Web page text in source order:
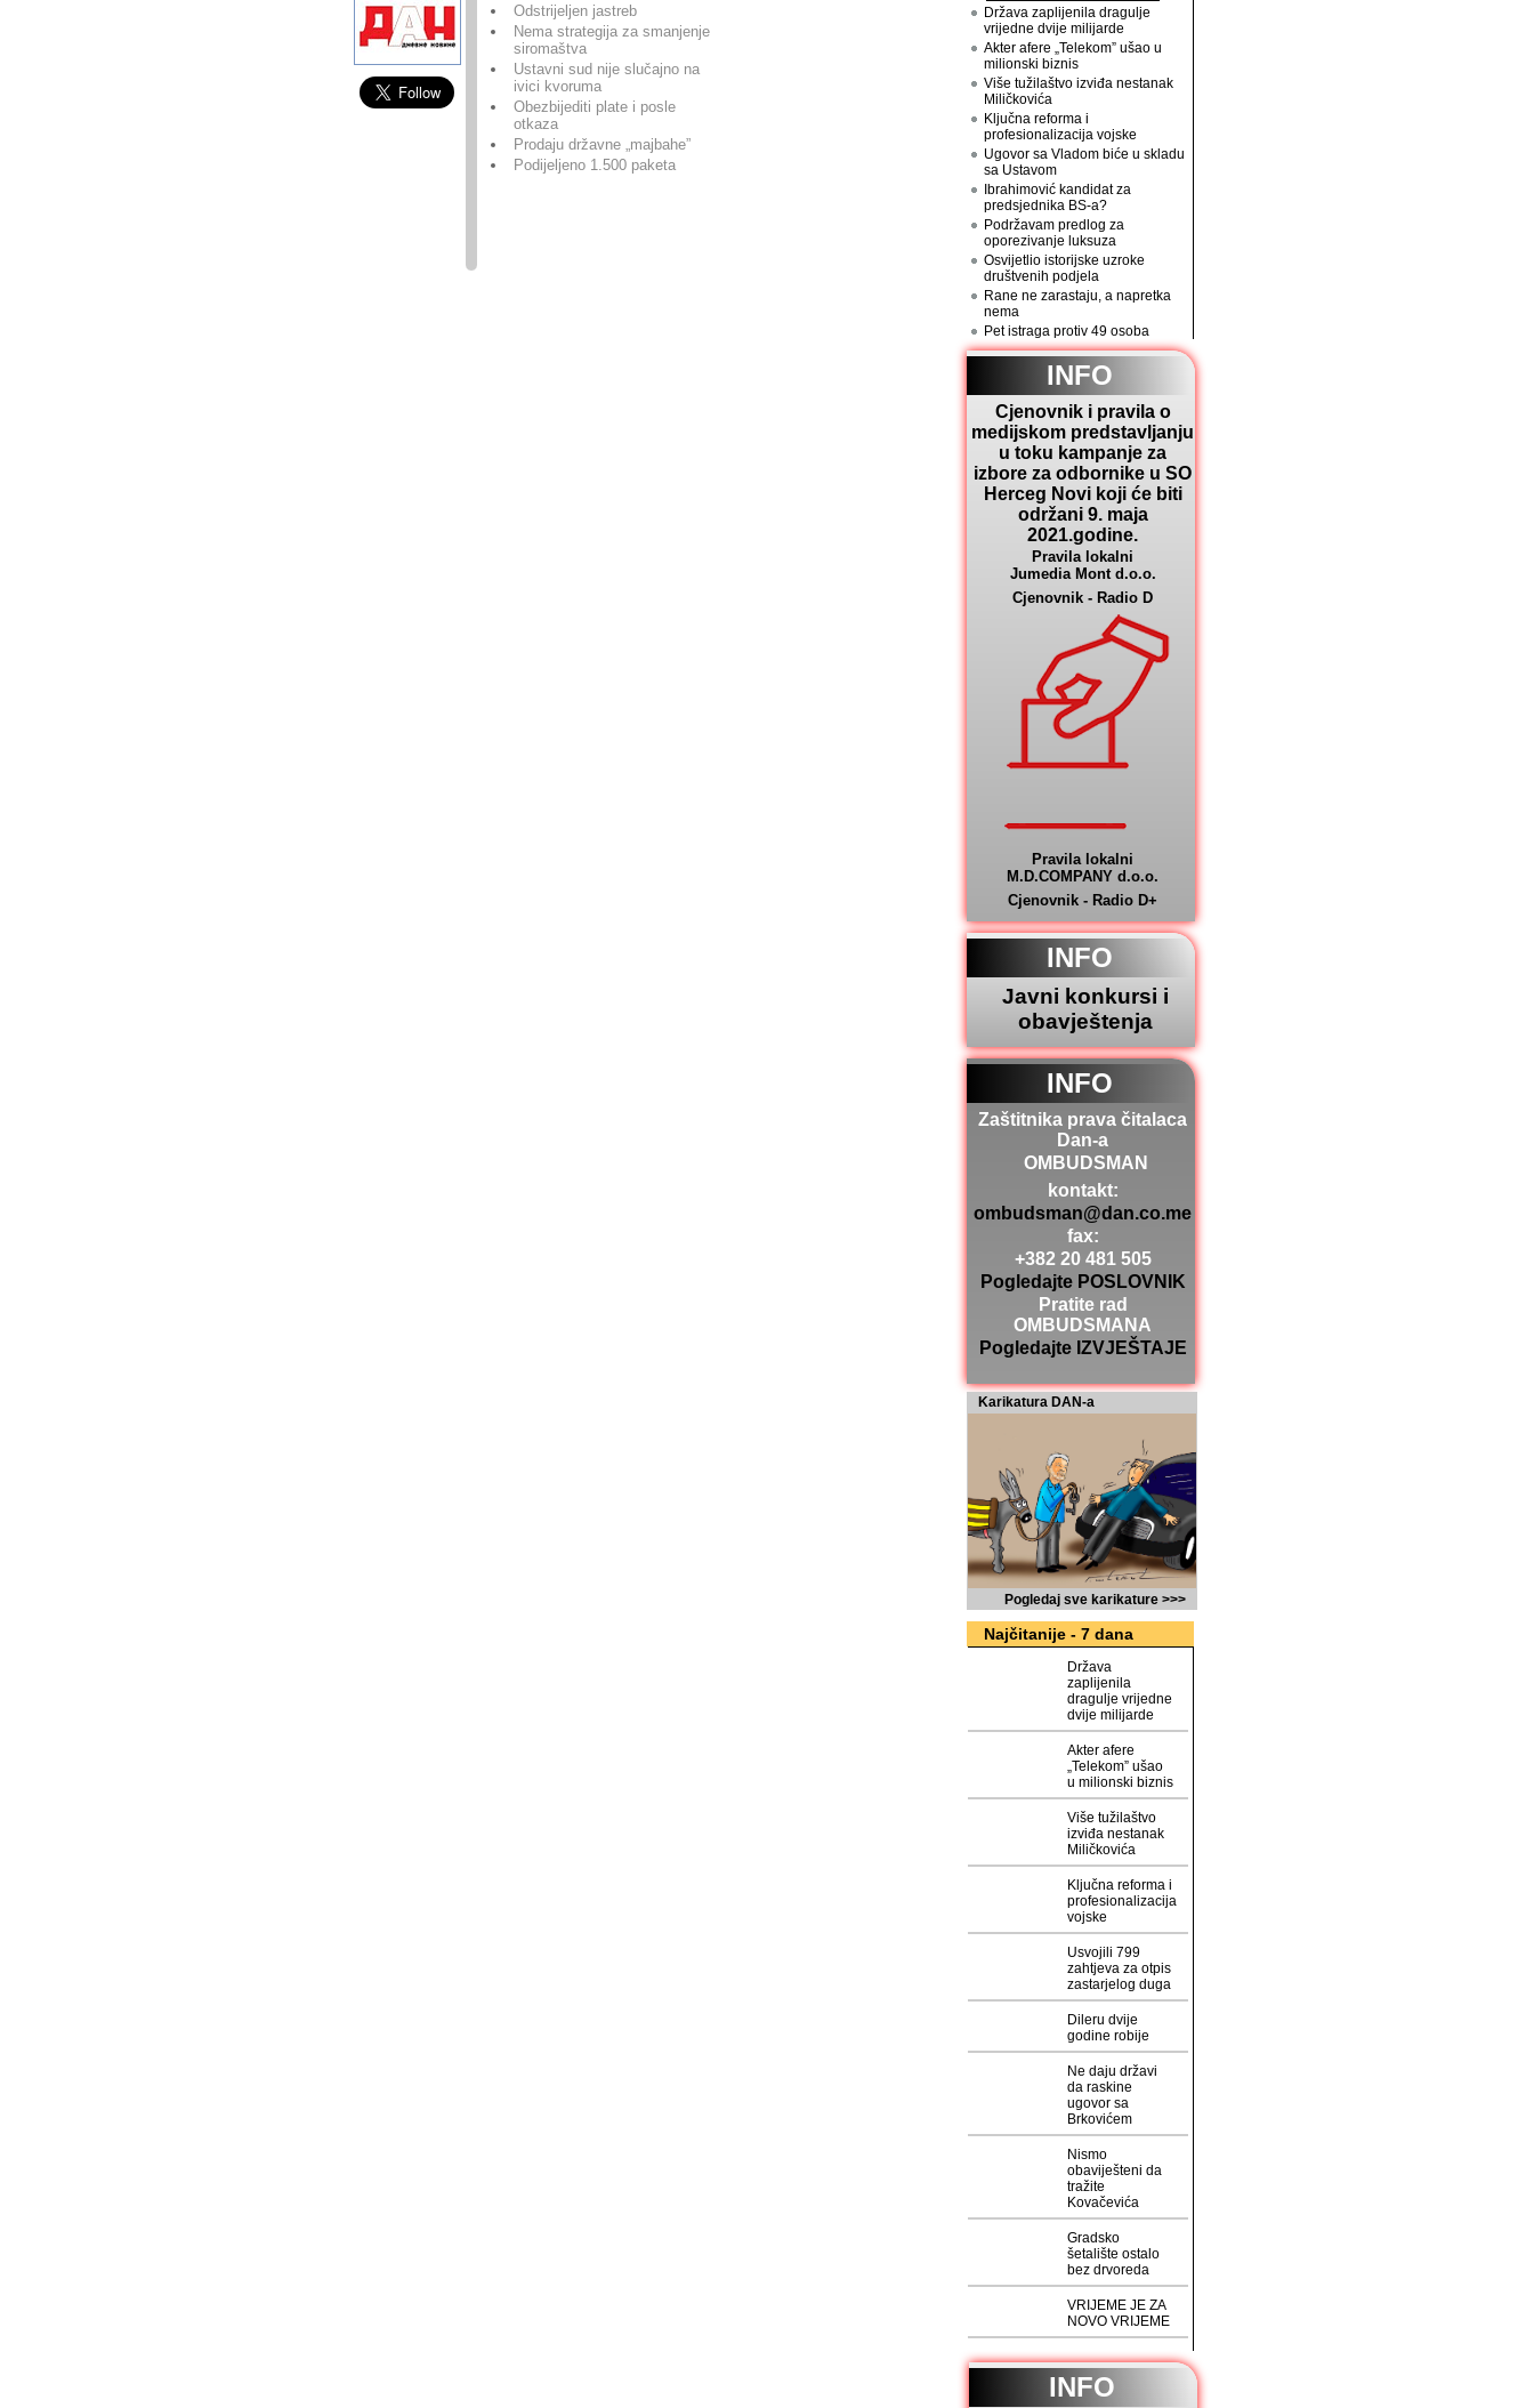
Odstrijeljen jastreb
Nema strategija za smanjenje
siromaštva
Ustavni sud nije slučajno na
ivici kvoruma
Obezbijediti plate i posle
otkaza
Prodaju državne „majbahe”
Podijeljeno 1.500 paketa
Država zaplijenila dragulje
vrijedne dvije milijarde
Akter afere „Telekom” ušao u
milionski biznis
Više tužilaštvo izviđa nestanak
Miličkovića
Ključna reforma i
profesionalizacija vojske
Ugovor sa Vladom biće u skladu
sa Ustavom
Ibrahimović kandidat za
predsjednika BS-a?
Podržavam predlog za
oporezivanje luksuza
Osvijetlio istorijske uzroke
društvenih podjela
Rane ne zarastaju, a napretka
nema
Pet istraga protiv 49 osoba
INFO
Cjenovnik i pravila o
medijskom predstavljanju
u toku kampanje za
izbore za odbornike u SO
Herceg Novi koji će biti
održani 9. maja
2021.godine.
Pravila lokalni
Jumedia Mont d.o.o.
Cjenovnik - Radio D
Pravila lokalni
M.D.COMPANY d.o.o.
Cjenovnik - Radio D+
INFO
Javni konkursi i
obavještenja
INFO
Zaštitnika prava čitalaca
Dan-a
OMBUDSMAN
kontakt:
ombudsman@dan.co.me
fax:
+382 20 481 505
Pogledajte POSLOVNIK
Pratite rad
OMBUDSMANA
Pogledajte IZVJEŠTAJE
Karikatura DAN-a
Pogledaj sve karikature >>>
Najčitanije - 7 dana
Država
zaplijenila
dragulje vrijedne
dvije milijarde
Akter afere
„Telekom” ušao
u milionski biznis
Više tužilaštvo
izviđa nestanak
Miličkovića
Ključna reforma i
profesionalizacija
vojske
Usvojili 799
zahtjeva za otpis
zastarjelog duga
Dileru dvije
godine robije
Ne daju državi
da raskine
ugovor sa
Brkovićem
Nismo
obaviješteni da
tražite
Kovačevića
Gradsko
šetalište ostalo
bez drvoreda
VRIJEME JE ZA
NOVO VRIJEME
INFO